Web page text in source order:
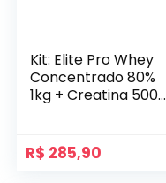
Kit: Elite Pro Whey
Concentrado 80%
1kg + Creatina 500g
R$ 285,90